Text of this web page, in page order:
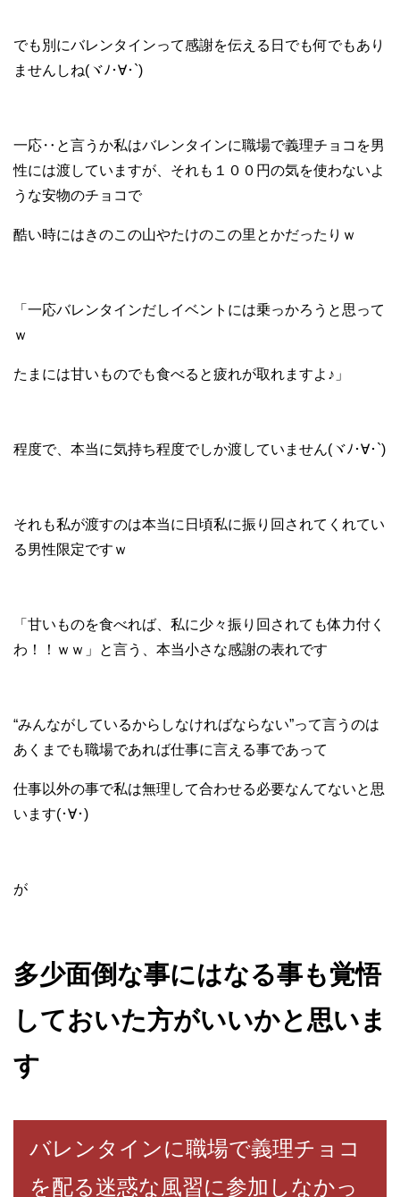
でも別にバレンタインって感謝を伝える日でも何でもあり
ませんしね(ヾﾉ･∀･`)
一応‥と言うか私はバレンタインに職場で義理チョコを男
性には渡していますが、それも１００円の気を使わないよ
うな安物のチョコで
酷い時にはきのこの山やたけのこの里とかだったりｗ
「一応バレンタインだしイベントには乗っかろうと思って
ｗ
たまには甘いものでも食べると疲れが取れますよ♪」
程度で、本当に気持ち程度でしか渡していません(ヾﾉ･∀･`)
それも私が渡すのは本当に日頃私に振り回されてくれてい
る男性限定ですｗ
「甘いものを食べれば、私に少々振り回されても体力付く
わ！！ｗｗ」と言う、本当小さな感謝の表れです
“みんながしているからしなければならない”って言うのは
あくまでも職場であれば仕事に言える事であって
仕事以外の事で私は無理して合わせる必要なんてないと思
います(･∀･)
が
多少面倒な事にはなる事も覚悟
しておいた方がいいかと思いま
す
バレンタインに職場で義理チョコ
を配る迷惑な風習に参加しなかっ